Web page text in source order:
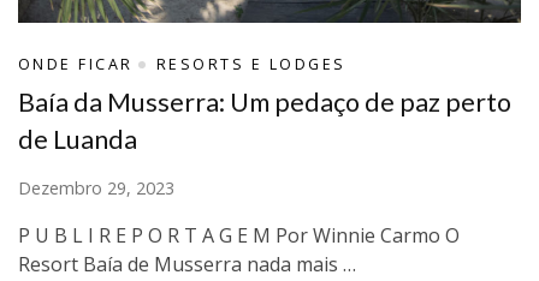
ONDE FICAR RESORTS E LODGES
Baía da Musserra: Um pedaço de paz perto
de Luanda
Dezembro 29, 2023
P U B L I R E P O R T A G E M Por Winnie Carmo O
Resort Baía de Musserra nada mais …